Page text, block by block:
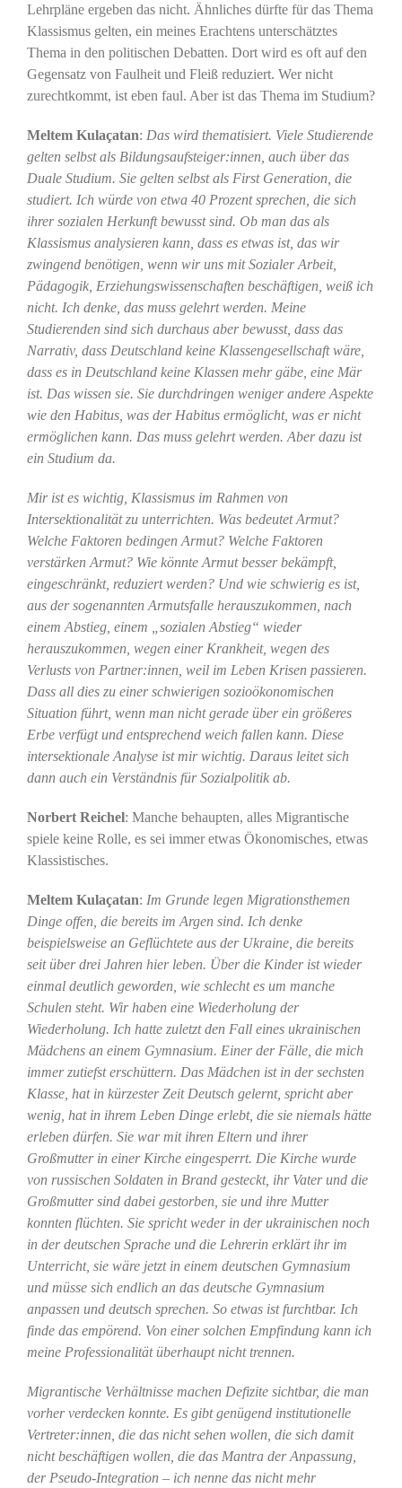
Lehrpläne ergeben das nicht. Ähnliches dürfte für das Thema
Klassismus gelten, ein meines Erachtens unterschätztes
Thema in den politischen Debatten. Dort wird es oft auf den
Gegensatz von Faulheit und Fleiß reduziert. Wer nicht
zurechtkommt, ist eben faul. Aber ist das Thema im Studium?
Meltem Kulaçatan: Das wird thematisiert. Viele Studierende
gelten selbst als Bildungsaufsteiger:innen, auch über das
Duale Studium. Sie gelten selbst als First Generation, die
studiert. Ich würde von etwa 40 Prozent sprechen, die sich
ihrer sozialen Herkunft bewusst sind. Ob man das als
Klassismus analysieren kann, dass es etwas ist, das wir
zwingend benötigen, wenn wir uns mit Sozialer Arbeit,
Pädagogik, Erziehungswissenschaften beschäftigen, weiß ich
nicht. Ich denke, das muss gelehrt werden. Meine
Studierenden sind sich durchaus aber bewusst, dass das
Narrativ, dass Deutschland keine Klassengesellschaft wäre,
dass es in Deutschland keine Klassen mehr gäbe, eine Mär
ist. Das wissen sie. Sie durchdringen weniger andere Aspekte
wie den Habitus, was der Habitus ermöglicht, was er nicht
ermöglichen kann. Das muss gelehrt werden. Aber dazu ist
ein Studium da.
Mir ist es wichtig, Klassismus im Rahmen von
Intersektionalität zu unterrichten. Was bedeutet Armut?
Welche Faktoren bedingen Armut? Welche Faktoren
verstärken Armut? Wie könnte Armut besser bekämpft,
eingeschränkt, reduziert werden? Und wie schwierig es ist,
aus der sogenannten Armutsfalle herauszukommen, nach
einem Abstieg, einem „sozialen Abstieg“ wieder
herauszukommen, wegen einer Krankheit, wegen des
Verlusts von Partner:innen, weil im Leben Krisen passieren.
Dass all dies zu einer schwierigen sozioökonomischen
Situation führt, wenn man nicht gerade über ein größeres
Erbe verfügt und entsprechend weich fallen kann. Diese
intersektionale Analyse ist mir wichtig. Daraus leitet sich
dann auch ein Verständnis für Sozialpolitik ab.
Norbert Reichel: Manche behaupten, alles Migrantische
spiele keine Rolle, es sei immer etwas Ökonomisches, etwas
Klassistisches.
Meltem Kulaçatan: Im Grunde legen Migrationsthemen
Dinge offen, die bereits im Argen sind. Ich denke
beispielsweise an Geflüchtete aus der Ukraine, die bereits
seit über drei Jahren hier leben. Über die Kinder ist wieder
einmal deutlich geworden, wie schlecht es um manche
Schulen steht. Wir haben eine Wiederholung der
Wiederholung. Ich hatte zuletzt den Fall eines ukrainischen
Mädchens an einem Gymnasium. Einer der Fälle, die mich
immer zutiefst erschüttern. Das Mädchen ist in der sechsten
Klasse, hat in kürzester Zeit Deutsch gelernt, spricht aber
wenig, hat in ihrem Leben Dinge erlebt, die sie niemals hätte
erleben dürfen. Sie war mit ihren Eltern und ihrer
Großmutter in einer Kirche eingesperrt. Die Kirche wurde
von russischen Soldaten in Brand gesteckt, ihr Vater und die
Großmutter sind dabei gestorben, sie und ihre Mutter
konnten flüchten. Sie spricht weder in der ukrainischen noch
in der deutschen Sprache und die Lehrerin erklärt ihr im
Unterricht, sie wäre jetzt in einem deutschen Gymnasium
und müsse sich endlich an das deutsche Gymnasium
anpassen und deutsch sprechen. So etwas ist furchtbar. Ich
finde das empörend. Von einer solchen Empfindung kann ich
meine Professionalität überhaupt nicht trennen.
Migrantische Verhältnisse machen Defizite sichtbar, die man
vorher verdecken konnte. Es gibt genügend institutionelle
Vertreter:innen, die das nicht sehen wollen, die sich damit
nicht beschäftigen wollen, die das Mantra der Anpassung,
der Pseudo-Integration – ich nenne das nicht mehr